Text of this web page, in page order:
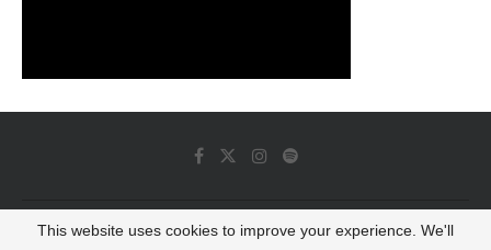
© 2022 - Luminous Dash All Rights Reserved
This website uses cookies to improve your experience. We'll